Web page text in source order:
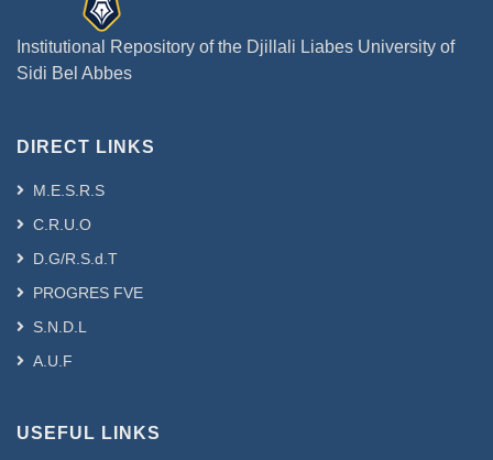
Institutional Repository of the Djillali Liabes University of
Sidi Bel Abbes
DIRECT LINKS
M.E.S.R.S
C.R.U.O
D.G/R.S.d.T
PROGRES FVE
S.N.D.L
A.U.F
USEFUL LINKS